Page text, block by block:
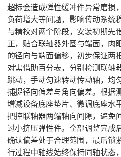
超标会造成弹性缓冲件异常磨损
负荷增大等问题，影响传动系统
与精校对两个阶段，安装初期先
正，贴合联轴器外圈与端面，肉
的径向与端面偏移，初步保证两
对需借助百分表，分别检测联轴
跳动，手动匀速转动传动轴，均
捕捉径向偏差与角向偏差。根据
增减设备底座垫片、微调底座水
把控联轴器两端轴向间隙，避免
过小挤压弹性件。全部调整完成
确认偏差处于合理范围，最后锁
行过程中轴线始终保持同轴状态